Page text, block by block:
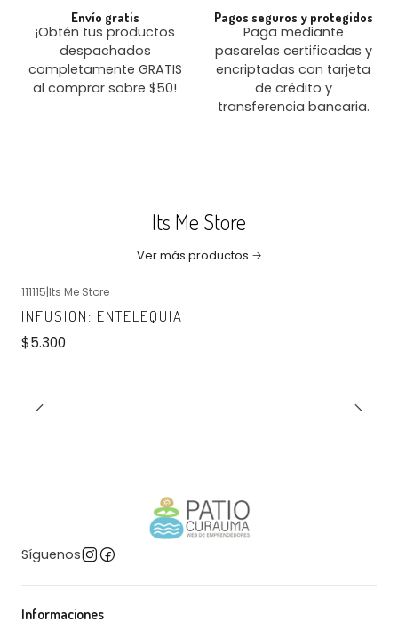
Envío gratis
¡Obtén tus productos
despachados
completamente GRATIS
al comprar sobre $50!
Pagos seguros y protegidos
Paga mediante
pasarelas certificadas y
encriptadas con tarjeta
de crédito y
transferencia bancaria.
Its Me Store
Ver más productos
111115|Its Me Store
INFUSION: ENTELEQUIA
$5.300
Síguenos
Informaciones